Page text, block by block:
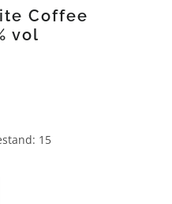
Coffee
vol
5 von 5 Sternen
15
gewünschten